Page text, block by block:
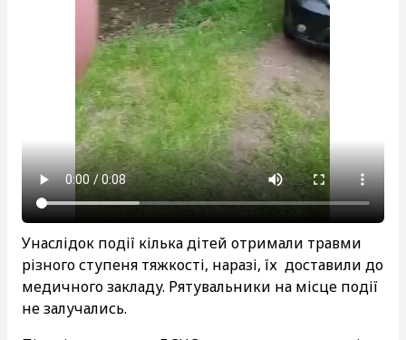
Унаслідок події кілька дітей отримали травми
різного ступеня тяжкості, наразі, їх доставили до
медичного закладу. Рятувальники на місце події
не залучались.